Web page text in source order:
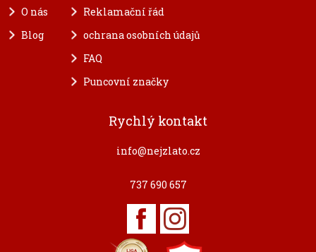
O nás
Blog
Reklamační řád
ochrana osobních údajů
FAQ
Puncovní značky
Rychlý kontakt
info@nejzlato.cz
737 690 657